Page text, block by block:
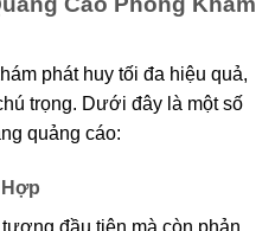
phát huy tối đa hiệu quả,
trọng. Dưới đây là một số
quảng cáo:
đầu tiên mà còn phản